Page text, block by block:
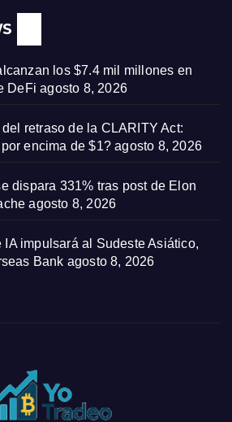
los $7.4 mil millones en
DeFi agosto 8, 2026
retraso de la CLARITY Act:
encima de $1? agosto 8, 2026
dispara 331% tras post de Elon
agosto 8, 2026
IA impulsará al Sudeste Asiático,
Bank agosto 8, 2026